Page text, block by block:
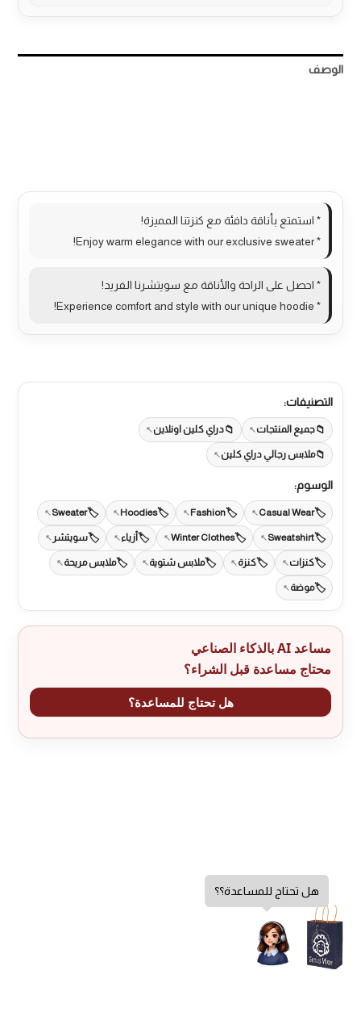
الوصف
* استمتع بأناقة دافئة مع كنزتنا المميزة!
* Enjoy warm elegance with our exclusive sweater!
* احصل على الراحة والأناقة مع سويتشرنا الفريد!
* Experience comfort and style with our unique hoodie!
التصنيفات:
جميع المنتجات دراي كلين اونلاين
ملابس رجالي دراي كلين
الوسوم:
Casual Wear
Fashion
Hoodies
Sweater
Sweatshirt
Winter Clothes أزياء سويتشر
كنزات كنزة ملابس شتوية ملابس مريحة
موضة
مساعد AI بالذكاء الصناعي
محتاج مساعدة قبل الشراء؟
هل تحتاج للمساعدة؟
هل تحتاج للمساعدة؟؟